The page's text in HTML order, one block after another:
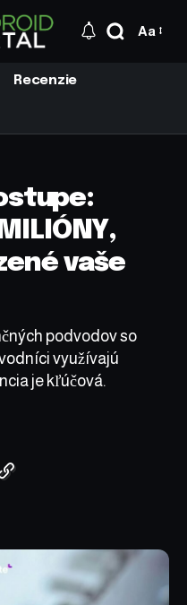
Aa
Recenzie
vaše
podvodov so
využívajú
je kľúčová.